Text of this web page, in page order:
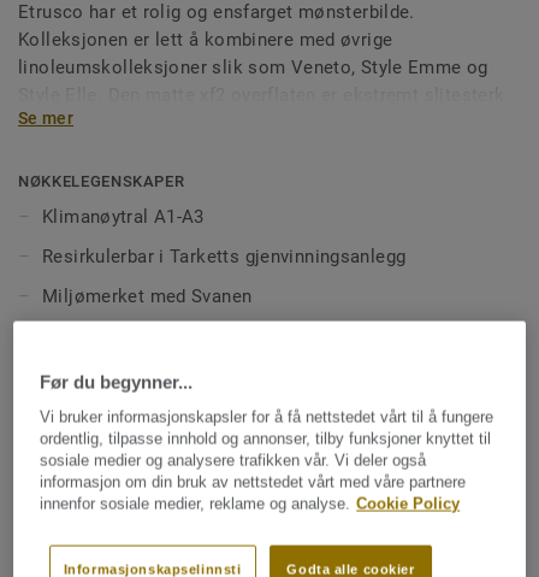
Etrusco har et rolig og ensfarget mønsterbilde.
Kolleksjonen er lett å kombinere med øvrige
linoleumskolleksjoner slik som Veneto, Style Emme og
og gjør gulvet mye enklere å rengjøre og vedlikeholde, uten
spesialbestille i akustikk utførelse med 19 dB
trinnlydsdemping.
10 av fargene i kolleksjonen er spesifikt tilpasset vår
LinoWall-kolleksjon , linoleum for vegger.
Se mer
NØKKELEGENSKAPER
Klimanøytral A1-A3
Resirkulerbar i Tarketts gjenvinningsanlegg
Miljømerket med Svanen
Fargetilpasset veggløsning
Overflateforsterket med xf²
Enkelt vedlikehold – uten voks eller polish
Miljømerket Cradle to Cradle Sølv
Før du begynner...
Vi bruker informasjonskapsler for å få nettstedet vårt til å fungere
ordentlig, tilpasse innhold og annonser, tilby funksjoner knyttet til
sosiale medier og analysere trafikken vår. Vi deler også
informasjon om din bruk av nettstedet vårt med våre partnere
innenfor sosiale medier, reklame og analyse. Cookie Policy
Godta alle cookier
Informasjonskapselinnsti